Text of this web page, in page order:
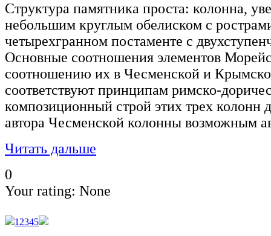
Структура памятника проста: колонна,
небольшим круглым обелиском с
четырехгранном постаменте с
Основные соотношения элементов
соотношению их в Чесменской и
соответствуют принципам римско-
композиционный строй этих трех колонн
автора Чесменской колонны возможным
Читать дальше
0
Your rating: None
1 2345